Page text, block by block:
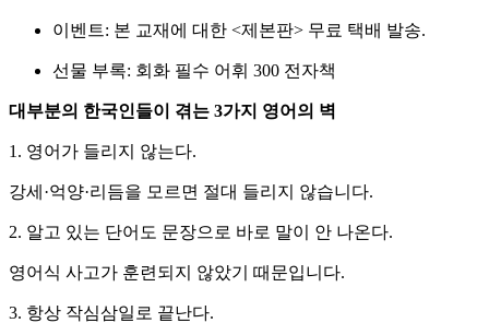
이벤트: 본 교재에 대한 <제본판> 무료 택배 발송.
선물 부록: 회화 필수 어휘 300 전자책
대부분의 한국인들이 겪는 3가지 영어의 벽
1. 영어가 들리지 않는다.
강세·억양·리듬을 모르면 절대 들리지 않습니다.
2. 알고 있는 단어도 문장으로 바로 말이 안 나온다.
영어식 사고가 훈련되지 않았기 때문입니다.
3. 항상 작심삼일로 끝난다.